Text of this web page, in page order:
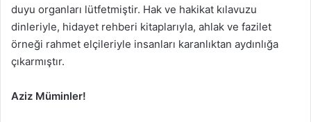
duyu organları lütfetmiştir. Hak ve hakikat kılavuzu
dinleriyle, hidayet rehberi kitaplarıyla, ahlak ve fazilet
örneği rahmet elçileriyle insanları karanlıktan aydınlığa
çıkarmıştır.
Aziz Müminler!